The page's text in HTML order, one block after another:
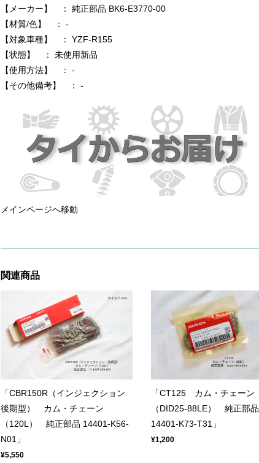
【メーカー】 ： 純正部品 BK6-E3770-00
【材質/色】 ： -
【対象車種】 ： YZF-R155
【状態】 ： 未使用新品
【使用方法】 ： -
【その他備考】 ： -
メインページへ移動
関連商品
「CBR150R（インジェクション
後期型） カム・チェーン
（120L） 純正部品 14401-K56-
N01」
¥5,550
「CT125 カム・チェーン
（DID25-88LE） 純正部品
14401-K73-T31」
¥1,200